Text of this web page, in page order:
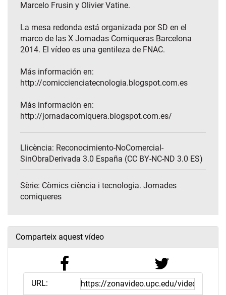
Marcelo Frusin y Olivier Vatine.
La mesa redonda está organizada por SD en el
marco de las X Jornadas Comiqueras Barcelona
2014. El vídeo es una gentileza de FNAC.
Más información en:
http://comiccienciatecnologia.blogspot.com.es
Más información en:
http://jornadacomiquera.blogspot.com.es/
Llicència: Reconocimiento-NoComercial-
SinObraDerivada 3.0 España (CC BY-NC-ND 3.0 ES)
Sèrie: Còmics ciència i tecnologia. Jornades
comiqueres
Comparteix aquest vídeo
URL: